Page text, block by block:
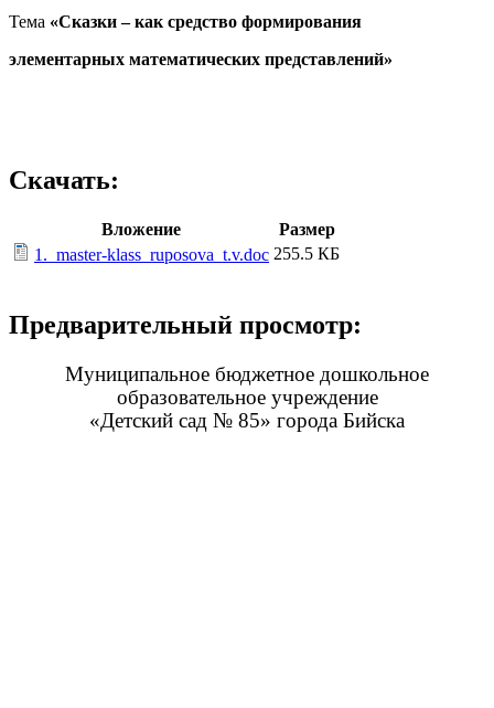
Тема «Сказки – как средство формирования
элементарных математических представлений»
Скачать:
Вложение
Размер
1._master-klass_ruposova_t.v.doc 255.5 КБ
Предварительный просмотр:
Муниципальное бюджетное дошкольное
образовательное учреждение
«Детский сад № 85» города Бийска